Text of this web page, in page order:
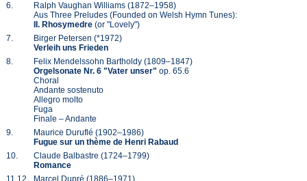
6.
Ralph Vaughan Williams (1872–1958)
Aus Three Preludes (Founded on Welsh Hymn Tunes):
II. Rhosymedre (or "Lovely")
7.
Birger Petersen (*1972)
Verleih uns Frieden
8.
Felix Mendelssohn Bartholdy (1809–1847)
Orgelsonate Nr. 6 "Vater unser" op. 65.6
Choral
Andante sostenuto
Allegro molto
Fuga
Finale – Andante
9.
Maurice Duruflé (1902–1986)
Fugue sur un thème de Henri Rabaud
10.
Claude Balbastre (1724–1799)
Romance
11.12.
Marcel Dupré (1886–1971)